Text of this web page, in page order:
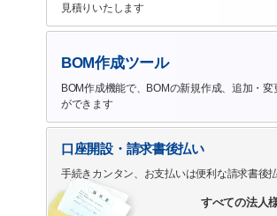
見積りいたします
BOM作成ツール
BOM作成機能で、BOMの新規作成、追加・
ができます
口座開設・請求書後払い
手続きカンタン、お支払いは便利な請求書後
すべての法人